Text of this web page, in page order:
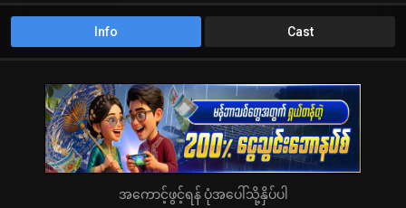
Info Cast
အကောင့်ဖွင့်ရန် ပုံအပေါ်သို့နှိပ်ပါ